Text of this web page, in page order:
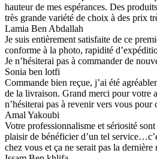
hauteur de mes espérances. Des
très grande variété de choix à des prix
Lamia Ben Abdallah
Je suis entièrement satisfaite de ce
conforme à la photo, rapidité
Je n’hésiterai pas à commander de
Sonia ben lotfi
Commande bien reçue, j’ai été
de la livraison. Grand merci pour votre
n’hésiterai pas à revenir vers vous pour
Amal Yakoubi
Votre professionnalisme et sériosité
plaisir de bénéficier d’un tel
chez vous et ça ne serait pas la dernière